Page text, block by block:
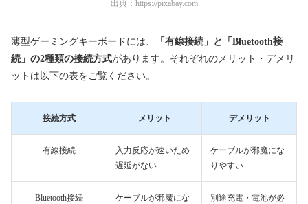
出典： https://pixabay.com
薄型ゲーミングキーボードには、
「有線接続」と「Bluetooth接
続」の2種類の接続方式があります。それぞれのメリット・デメリ
ットは以下の表をご覧ください。
接続方式 メリット デメリット
有線接続
入力反応が速いため
遅延がない
ケーブルが邪魔にな
りやすい
Bluetooth接続
ケーブルが邪魔にな
別途充電・電池が必